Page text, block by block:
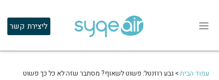
ליצירת קשר
עמוד הבית>גבע רוזנטל: פשוט לשאוף? מסתבר שזה לא כל כך פשוט